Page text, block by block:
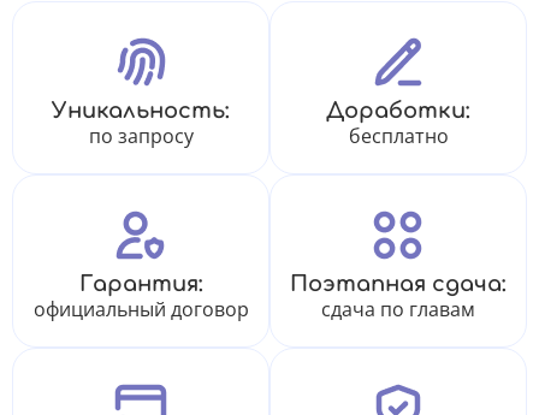
Уникальность:
по запросу
Доработки:
бесплатно
Гарантия:
официальный договор
Поэтапная сдача:
сдача по главам